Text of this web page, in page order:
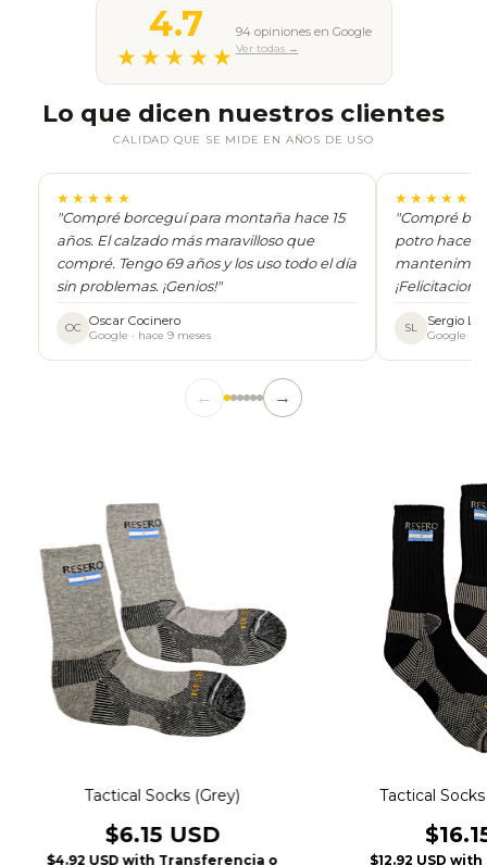
4.7
★★★★★
94 opiniones en Google
Ver todas →
Lo que dicen nuestros clientes
CALIDAD QUE SE MIDE EN AÑOS DE USO
★★★★★
"Compré borceguí para montaña hace 15
años. El calzado más maravilloso que
compré. Tengo 69 años y los uso todo el día
sin problemas. ¡Genios!"
OC Oscar Cocinero
Google · hace 9 meses
★★★★★
"Compré
potro hace
SL Sergio L.
Google ·
← →
Tactical Socks (Grey)
$6.15 USD
$4.92 USDwith Transferencia o
Tactical
$12.92 USD with